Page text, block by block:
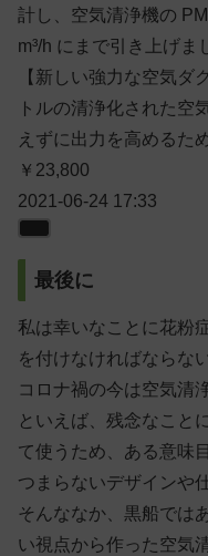
計し、空気清浄機の
m³/h にまで引き上げま
【新しい強力な空気ダ
トルの清浄化された空
えずに出力を高めるた
￥23,800
2021-06-24 17:33
最後に
私は幸いなことに花粉
を付けなければならな
コロナ禍の今は空気清
といえば、残念なこと
て使うため、ある意味
つまらないデザインや
そんななか、黒船では
い視点から作った空気